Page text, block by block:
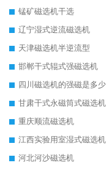
锰矿磁选机干选
辽宁湿式逆流磁选机
天津磁选机半逆流型
邯郸干式辊式强磁选机
四川磁选机的强磁是多少
甘肃干式永磁筒式磁选机
重庆顺流磁选机
江西实验用室湿式磁选机
河北河沙磁选机